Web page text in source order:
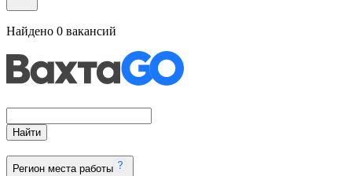
Найдено 0 вакансий
Найти
Регион места работы